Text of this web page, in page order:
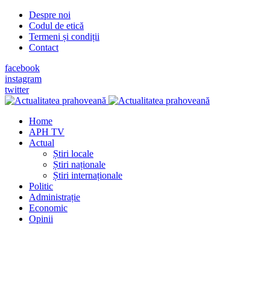
Despre noi
Codul de etică
Termeni și condiții
Contact
facebook
instagram
twitter
Home
APH TV
Actual
Știri locale
Știri naționale
Știri internaționale
Politic
Administrație
Economic
Opinii